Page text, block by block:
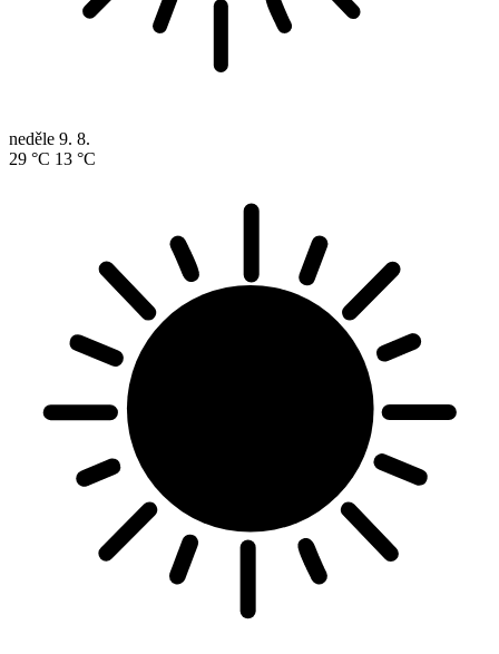
neděle 9. 8.
29 °C 13 °C